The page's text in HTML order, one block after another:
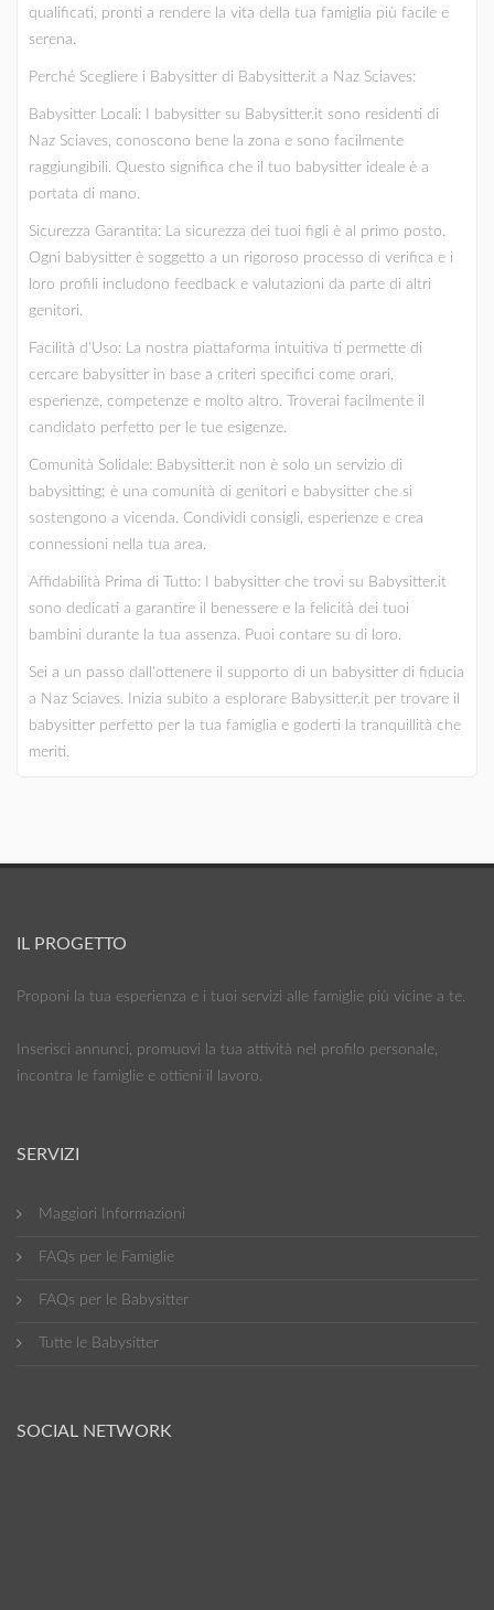
qualificati, pronti a rendere la vita della tua famiglia più facile e
serena.
Perché Scegliere i Babysitter di Babysitter.it a Naz Sciaves:
Babysitter Locali: I babysitter su Babysitter.it sono residenti di
Naz Sciaves, conoscono bene la zona e sono facilmente
raggiungibili. Questo significa che il tuo babysitter ideale è a
portata di mano.
Sicurezza Garantita: La sicurezza dei tuoi figli è al primo posto.
Ogni babysitter è soggetto a un rigoroso processo di verifica e i
loro profili includono feedback e valutazioni da parte di altri
genitori.
Facilità d'Uso: La nostra piattaforma intuitiva ti permette di
cercare babysitter in base a criteri specifici come orari,
esperienze, competenze e molto altro. Troverai facilmente il
candidato perfetto per le tue esigenze.
Comunità Solidale: Babysitter.it non è solo un servizio di
babysitting; è una comunità di genitori e babysitter che si
sostengono a vicenda. Condividi consigli, esperienze e crea
connessioni nella tua area.
Affidabilità Prima di Tutto: I babysitter che trovi su Babysitter.it
sono dedicati a garantire il benessere e la felicità dei tuoi
bambini durante la tua assenza. Puoi contare su di loro.
Sei a un passo dall'ottenere il supporto di un babysitter di fiducia
a Naz Sciaves. Inizia subito a esplorare Babysitter.it per trovare il
babysitter perfetto per la tua famiglia e goderti la tranquillità che
meriti.
IL PROGETTO
Proponi la tua esperienza e i tuoi servizi alle famiglie più vicine a te.
Inserisci annunci, promuovi la tua attività nel profilo personale,
incontra le famiglie e ottieni il lavoro.
SERVIZI
Maggiori Informazioni
FAQs per le Famiglie
FAQs per le Babysitter
Tutte le Babysitter
SOCIAL NETWORK